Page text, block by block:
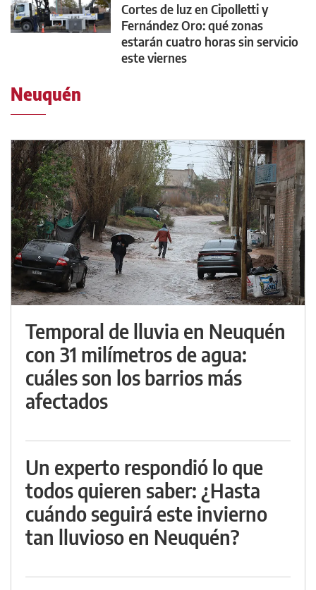
Cortes de luz en Cipolletti y
Fernández Oro: qué zonas
estarán cuatro horas sin servicio
este viernes
Neuquén
Temporal de lluvia en Neuquén
con 31 milímetros de agua:
cuáles son los barrios más
afectados
Un experto respondió lo que
todos quieren saber: ¿Hasta
cuándo seguirá este invierno
tan lluvioso en Neuquén?